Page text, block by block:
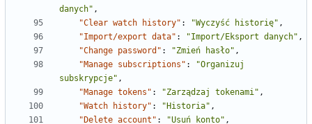
danych" ,
"Clear watch history" : "Wyczyść historię" ,
"Import/export data" : "Import/Eksport danych" ,
"Change password" : "Zmień hasło" ,
"Manage subscriptions" :
"Organizuj
subskrypcje" ,
"Manage tokens" : "Zarządzaj tokenami" ,
"Watch history" : "Historia" ,
"Delete account" : "Usuń konto" ,